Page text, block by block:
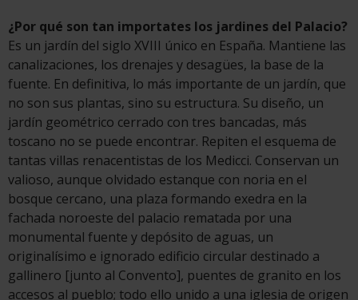
¿Por qué son tan importates los jardines del Palacio?
Es un jardín del siglo XVIII único en España. Mantiene las
canalizaciones, los drenajes y desagües, la base de la
fuente. En definitiva, lo más importante de un jardín, que
no son sus plantas, sino su estructura. Su diseño, un
jardín geométrico cerrado con tres bancadas, más
toscano no se puede encontrar. Repiten el esquema de
tantas villas renacentistas de los Medicci. Conservan un
valioso, aunque olvidado estanque con noria en el
bosque cercano, una plaza formando exedra en la
fachada noroeste del palacio rematada por una
monumental fuente y depósito de aguas, un
originalísimo e ignorado edificio circular destinado a
gallinero [junto al Convento], puentes de granito en los
accesos al pueblo; todo ello unido a una iglesia de origen